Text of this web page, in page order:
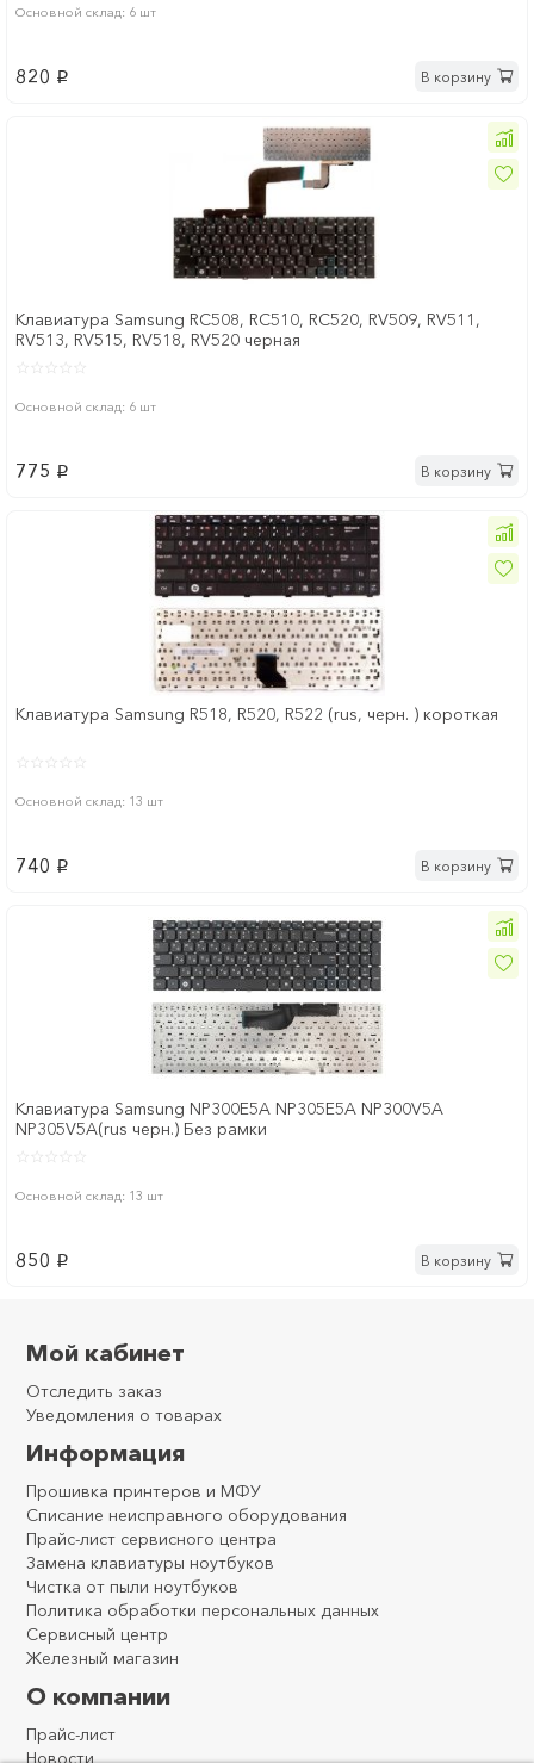
Основной склад: 6 шт
820 p В корзину
Клавиатура Samsung RC508, RC510, RC520, RV509, RV511,
RV513, RV515, RV518, RV520 черная
Основной склад: 6 шт
775 p В корзину
Клавиатура Samsung R518, R520, R522 (rus, черн. ) короткая
Основной склад: 13 шт
740 p В корзину
Клавиатура Samsung NP300E5A NP305E5A NP300V5A
NP305V5A(rus черн.) Без рамки
Основной склад: 13 шт
850 p В корзину
Мой кабинет
Отследить заказ
Уведомления о товарах
Информация
Прошивка принтеров и МФУ
Списание неисправного оборудования
Прайс-лист сервисного центра
Замена клавиатуры ноутбуков
Чистка от пыли ноутбуков
Политика обработки персональных данных
Сервисный центр
Железный магазин
О компании
Прайс-лист
Новости